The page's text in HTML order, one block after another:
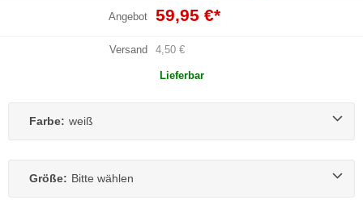
Angebot 59,95 €*
Versand 4,50 €
Lieferbar
Farbe: weiß
Größe: Bitte wählen